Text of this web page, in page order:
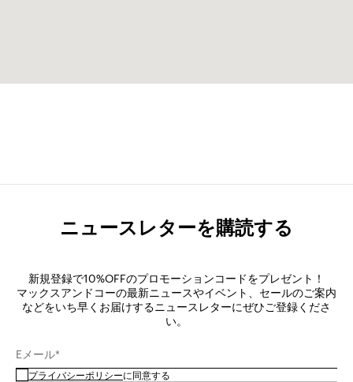
ニュースレターを購読する
新規登録で10%OFFのプロモーションコードをプレゼント！
マックスアンドコーの最新ニュースやイベント、セールのご案内
などをいち早くお届けするニュースレターにぜひご登録くださ
い。
Eメール*
プライバシーポリシーに同意する